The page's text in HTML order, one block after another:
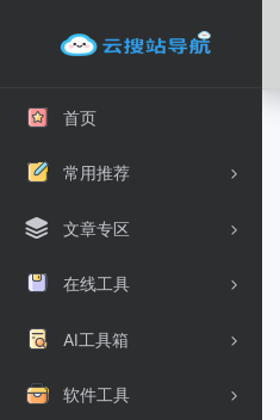
首页
常用推荐
文章专区
在线工具
AI工具箱
软件工具